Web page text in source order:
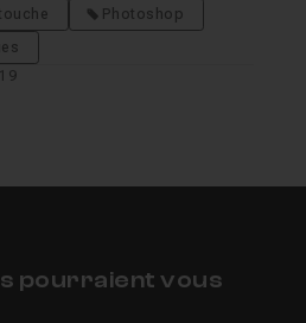
Photoshop
pourraient vous